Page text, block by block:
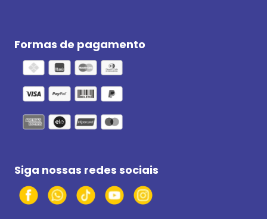
Formas de pagamento
Siga nossas redes sociais